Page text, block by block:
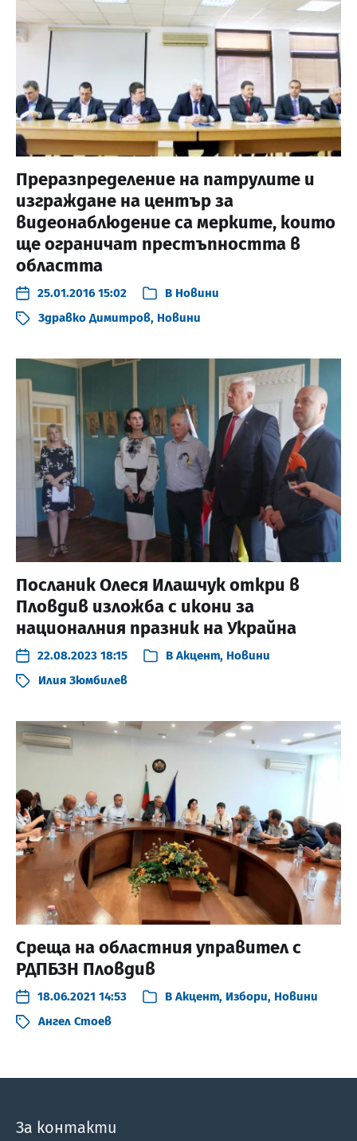
Преразпределение на патрулите и
изграждане на център за
видеонаблюдение са мерките, които
ще ограничат престъпността в
областта
25.01.2016 15:02 В Новини
Здравко Димитров, Новини
Посланик Олеся Илашчук откри в
Пловдив изложба с икони за
националния празник на Украйна
22.08.2023 18:15 В Акцент, Новини
Илия Зюмбилев
Среща на областния управител с
РДПБЗН Пловдив
18.06.2021 14:53 В Акцент, Избори, Новини
Ангел Стоев
За контакти